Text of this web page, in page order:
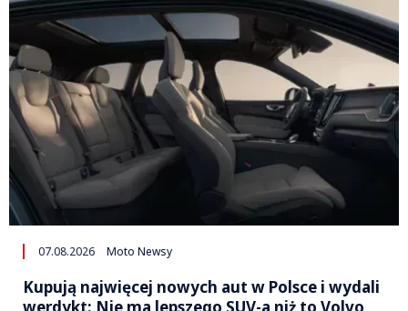
07.08.2026 Moto Newsy
Kupują najwięcej nowych aut w Polsce i wydali